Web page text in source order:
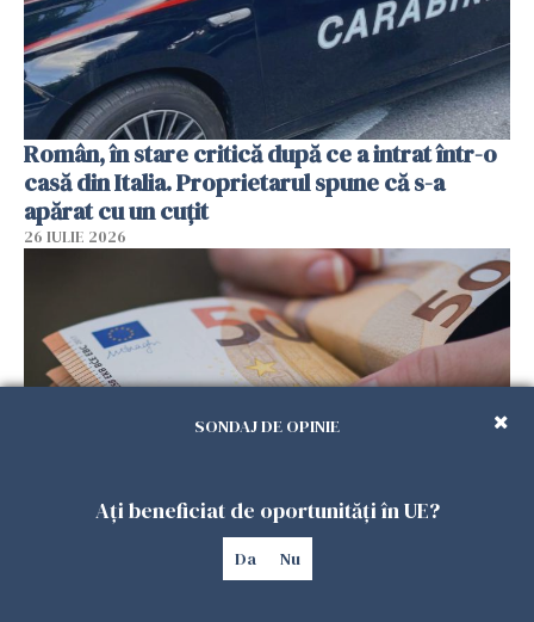
Român, în stare critică după ce a intrat într-o
casă din Italia. Proprietarul spune că s-a
apărat cu un cuțit
26 IULIE 2026
Menajere și îngrijitori, în vizorul Fiscului din
Italia. Aproape 500.000 de euro din venituri,
SONDAJ DE OPINIE
Ați beneficiat de oportunități în UE?
Da Nu